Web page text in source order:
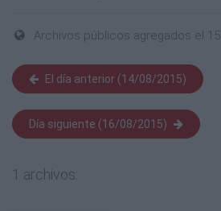
Archivos públicos agregados el
El día anterior (14/08/2015)
Día siguiente (16/08/2015)
1 archivos: